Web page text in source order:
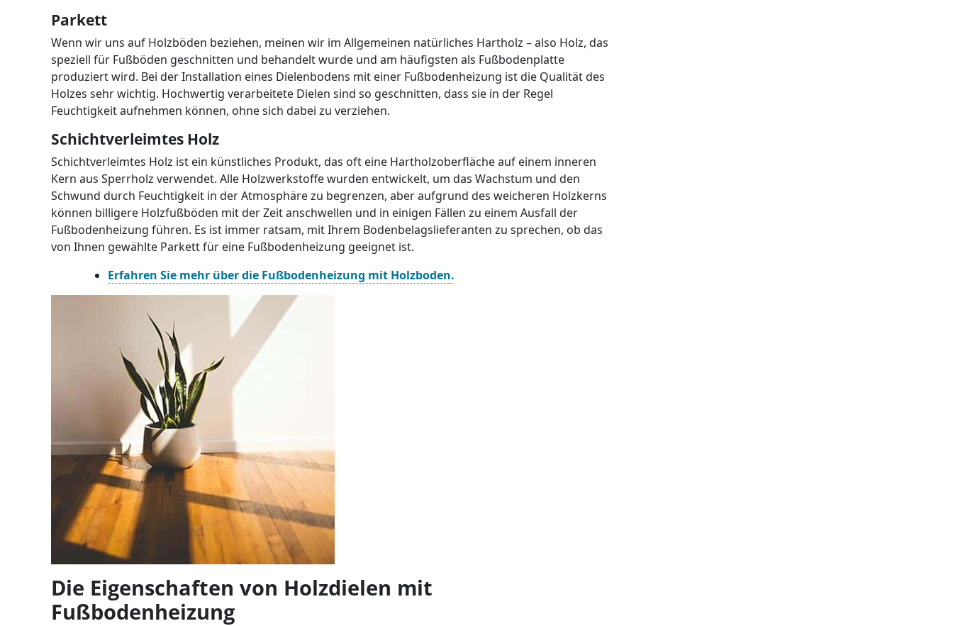
Parkett
Wenn wir uns auf Holzböden beziehen, meinen wir im Allgemeinen natürliches Hartholz – also Holz, das
speziell für Fußböden geschnitten und behandelt wurde und am häufigsten als Fußbodenplatte
produziert wird. Bei der Installation eines Dielenbodens mit einer Fußbodenheizung ist die Qualität des
Holzes sehr wichtig. Hochwertig verarbeitete Dielen sind so geschnitten, dass sie in der Regel
Feuchtigkeit aufnehmen können, ohne sich dabei zu verziehen.
Schichtverleimtes Holz
Schichtverleimtes Holz ist ein künstliches Produkt, das oft eine Hartholzoberfläche auf einem inneren
Kern aus Sperrholz verwendet. Alle Holzwerkstoffe wurden entwickelt, um das Wachstum und den
Schwund durch Feuchtigkeit in der Atmosphäre zu begrenzen, aber aufgrund des weicheren Holzkerns
können billigere Holzfußböden mit der Zeit anschwellen und in einigen Fällen zu einem Ausfall der
Fußbodenheizung führen. Es ist immer ratsam, mit Ihrem Bodenbelagslieferanten zu sprechen, ob das
von Ihnen gewählte Parkett für eine Fußbodenheizung geeignet ist.
Erfahren Sie mehr über die Fußbodenheizung mit Holzboden.
Die Eigenschaften von Holzdielen mit
Fußbodenheizung